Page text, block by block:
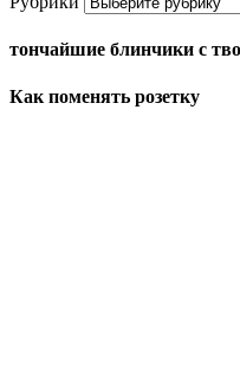
тончайшие блинчики с
Как поменять розетку